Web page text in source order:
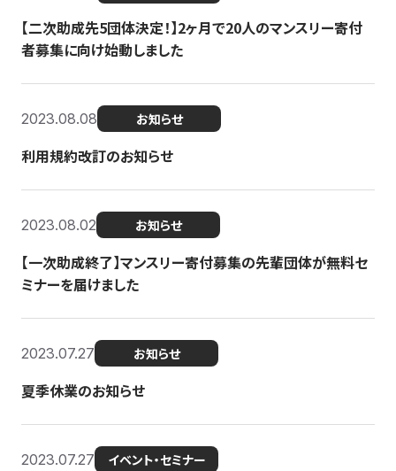
【二次助成先5団体決定！】2ヶ月で20人のマンスリー寄付
者募集に向け始動しました
2023.08.08 お知らせ
利用規約改訂のお知らせ
2023.08.02 お知らせ
【一次助成終了】マンスリー寄付募集の先輩団体が無料セ
ミナーを届けました
2023.07.27 お知らせ
夏季休業のお知らせ
2023.07.27 イベント・セミナー